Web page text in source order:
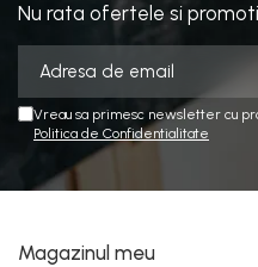
Nu rata ofertele si
Vreau sa primesc newsletter cu
Politica de Confidentialitate
Magazinul meu